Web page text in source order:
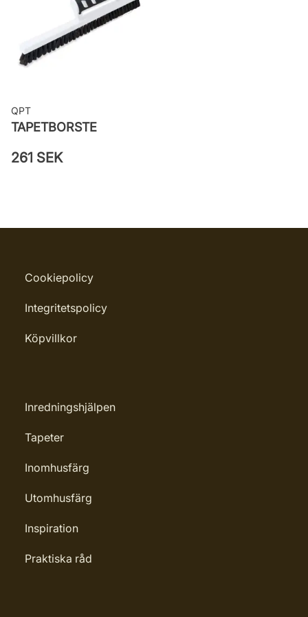
Leverantörens artikelnummer: 18125
QPT
TAPETBORSTE
261 SEK
Cookiepolicy
Integritetspolicy
Köpvillkor
Inredningshjälpen
Tapeter
Inomhusfärg
Utomhusfärg
Inspiration
Praktiska råd